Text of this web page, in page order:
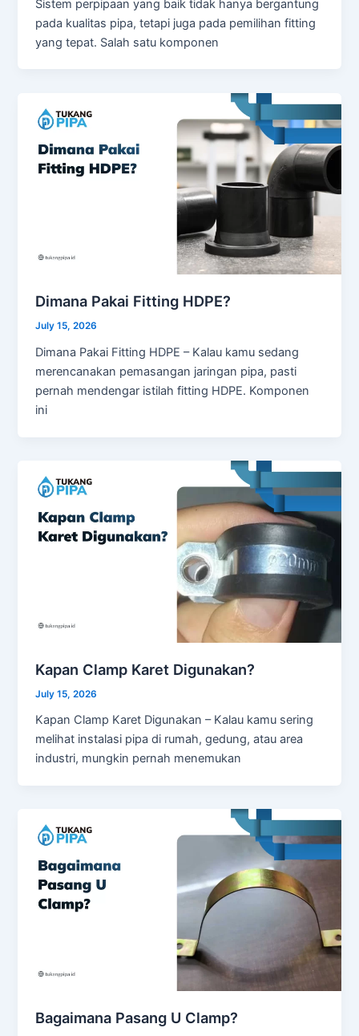
Sistem perpipaan yang baik tidak hanya bergantung
pada kualitas pipa, tetapi juga pada pemilihan fitting
yang tepat. Salah satu komponen
Dimana Pakai Fitting HDPE?
July 15, 2026
Dimana Pakai Fitting HDPE – Kalau kamu sedang
merencanakan pemasangan jaringan pipa, pasti
pernah mendengar istilah fitting HDPE. Komponen
ini
Kapan Clamp Karet Digunakan?
July 15, 2026
Kapan Clamp Karet Digunakan – Kalau kamu sering
melihat instalasi pipa di rumah, gedung, atau area
industri, mungkin pernah menemukan
Bagaimana Pasang U Clamp?